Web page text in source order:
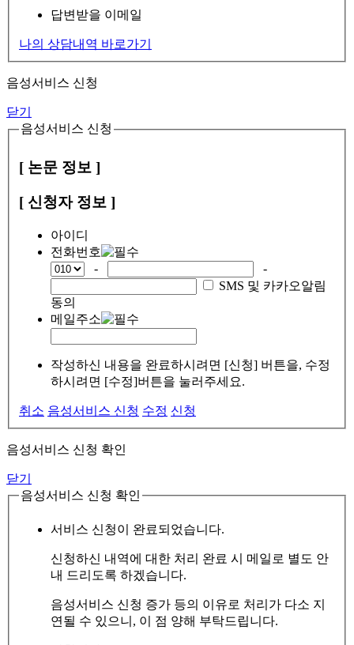
답변받을 이메일
나의 상담내역 바로가기
음성서비스 신청
닫기
음성서비스 신청
[ 논문 정보 ]
[ 신청자 정보 ]
아이디
전화번호
-
-
SMS 및 카카오알림
동의
메일주소
작성하신 내용을 완료하시려면 [신청] 버튼을, 수정
하시려면 [수정]버튼을 눌러주세요.
취소 음성서비스 신청 수정 신청
음성서비스 신청 확인
닫기
음성서비스 신청 확인
서비스 신청이 완료되었습니다.
신청하신 내역에 대한 처리 완료 시 메일로 별도 안
내 드리도록 하겠습니다.
음성서비스 신청 증가 등의 이유로 처리가 다소 지
연될 수 있으니, 이 점 양해 부탁드립니다.